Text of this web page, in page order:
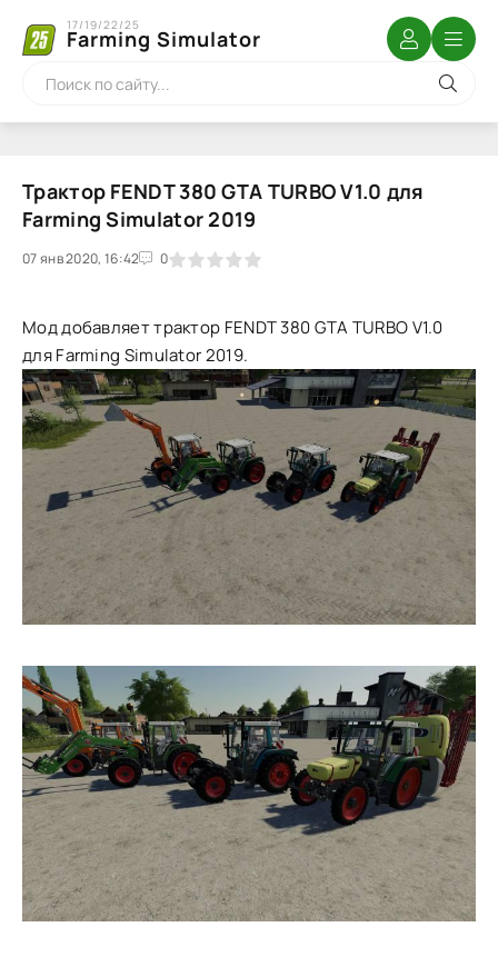
Farming Simulator
17/19/22/25
Трактор FENDT 380 GTA TURBO V1.0 для
Farming Simulator 2019
07 янв 2020, 16:42 0
1 2 3 4 5
Мод добавляет трактор FENDT 380 GTA TURBO V1.0
для Farming Simulator 2019.